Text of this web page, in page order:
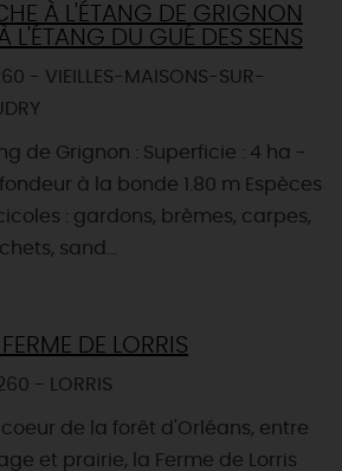
À L'ÉTANG DE GRIGNON
L'ÉTANG DU GUÉ DES SENS
- VIEILLES-MAISONS-SUR-
de Grignon : Superficie : 4 ha -
à la bonde 1.80 m Espèces
: gardons, brèmes, carpes,
sand...
FERME DE LORRIS
- LORRIS
de la forêt d'Orléans, entre
et prairie, la Ferme de Lorris